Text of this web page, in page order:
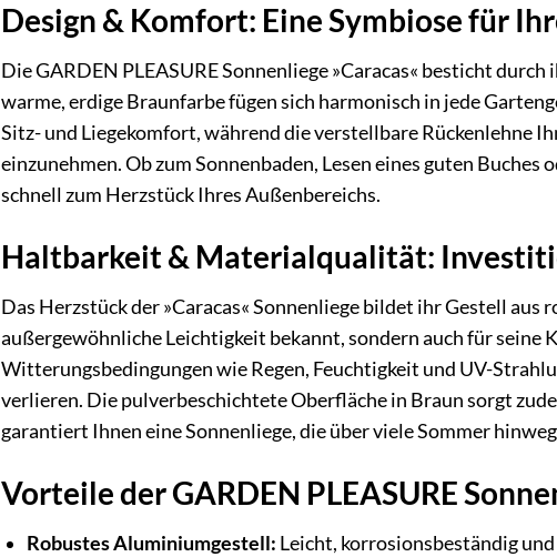
Design & Komfort: Eine Symbiose für
Die GARDEN PLEASURE Sonnenliege »Caracas« besticht
warme, erdige Braunfarbe fügen sich harmonisch in jede
Sitz- und Liegekomfort, während die verstellbare Rückenlehne
einzunehmen. Ob zum Sonnenbaden, Lesen eines guten
schnell zum Herzstück Ihres Außenbereichs.
Haltbarkeit & Materialqualität:
Das Herzstück der »Caracas« Sonnenliege bildet ihr Gestell
außergewöhnliche Leichtigkeit bekannt, sondern auch für
Witterungsbedingungen wie Regen, Feuchtigkeit und UV-
verlieren. Die pulverbeschichtete Oberfläche in Braun sorgt
garantiert Ihnen eine Sonnenliege, die über viele Sommer
Vorteile der GARDEN PLEASURE
Robustes Aluminiumgestell: Leicht, korrosionsbeständig